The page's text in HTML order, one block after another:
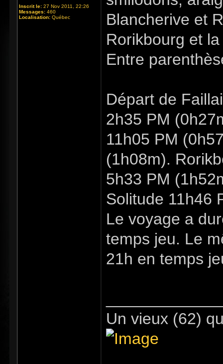
Inscrit le: 27 Nov 2011, 22:26
Messages: 460
Localisation: Québec
Blancherive et
Rorikbourg et
Entre
Départ de
2h35 PM
11h05 PM
(1h08m).
5h33 PM
Solitude 11h46
Le voyage a
temps jeu. Le
21h en temps
Un vieux (62)